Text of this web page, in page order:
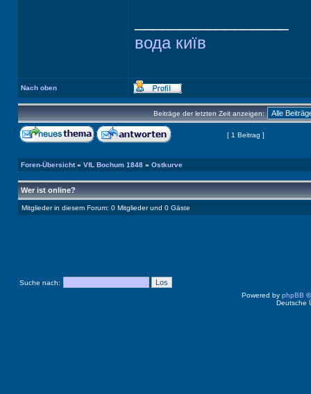
вода київ
Nach oben
Beiträge der letzten Zeit anzeigen:
[ 1 Beitrag ]
Foren-Übersicht» VfL Bochum 1848 » Ostkurve
Wer ist online?
Mitglieder in diesem Forum: 0 Mitglieder und 0 Gäste
Suche nach:
Powered by phpBB
Deutsche